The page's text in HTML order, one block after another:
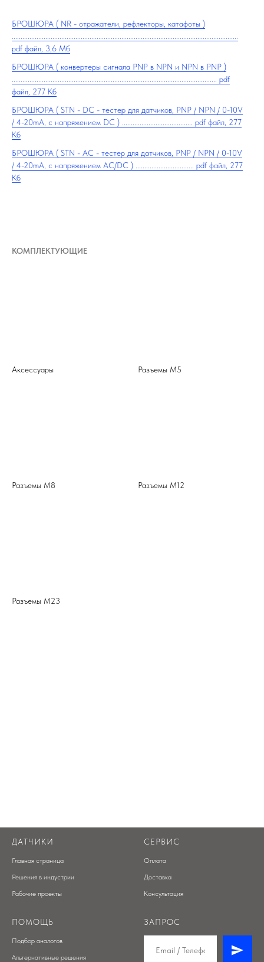
БРОШЮРА ( NR - отражатели, рефлекторы, катафоты )
pdf файл, 3,6 Мб
БРОШЮРА ( конвертеры сигнала PNP в NPN и NPN в PNP )
.................................................................................................................... pdf
файл, 277 Кб
БРОШЮРА ( STN - DC - тестер для датчиков, PNP / NPN / 0-10V
/ 4-20mA, с напряжением DC ) ........................................ pdf файл, 277
Кб
БРОШЮРА ( STN - AC - тестер для датчиков, PNP / NPN / 0-10V
/ 4-20mA, с напряжением AC/DC ) ................................. pdf файл, 277
Кб
КОМПЛЕКТУЮЩИЕ
Аксессуары Разъемы М5
Разъемы М8 Разъемы М12
Разъемы М23
ДАТЧИКИ
Главная страница
Решения в индустрии
Рабочие проекты
СЕРВИС
Оплата
Доставка
Консультация
ПОМОЩЬ
Подбор аналогов
Альтернативные решения
ЗАПРОС